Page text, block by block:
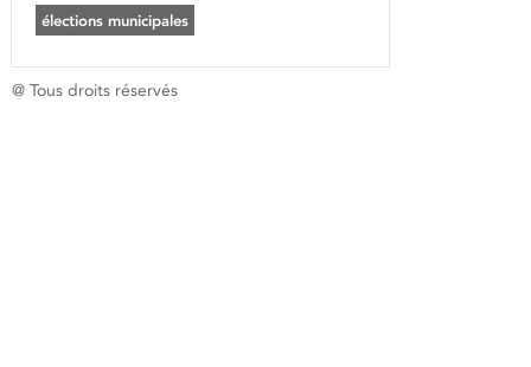
élections municipales
@ Tous droits réservés